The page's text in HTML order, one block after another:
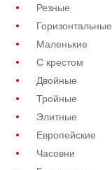
Резные
Горизонтальные
Маленькие
С крестом
Двойные
Тройные
Элитные
Европейские
Часовни